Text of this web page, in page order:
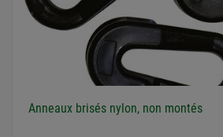
Anneaux brisés nylon, non montés